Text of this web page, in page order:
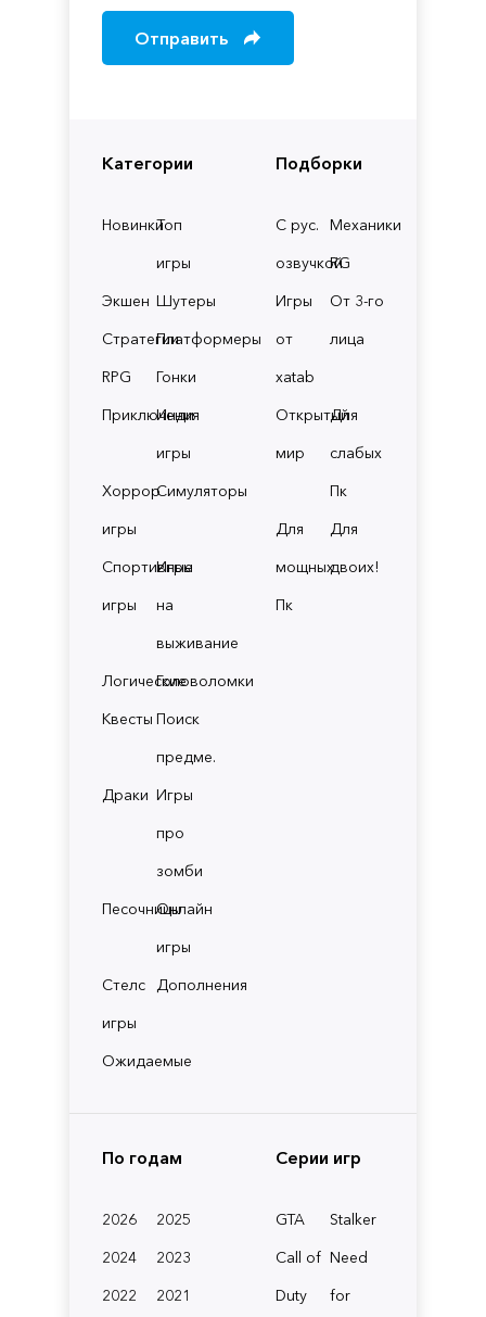
Категории
НовинкиТоп
игры
Экшен Шутеры
СтратегииПлатформеры
RPG
Гонки
Приключения
Инди
игры
Хоррор
игры
Симуляторы
Спортивные
игры
Игры
на
выживание
ЛогическиеГоловоломки
Квесты Поиск
предме.
Драки Игры
про
зомби
ПесочницыОнлайн
игры
Стелс
игры
Дополнения
Ожидаемые
Подборки
С рус.
озвучкой
Механики
RG
Игры
от
xatab
От 3-го
лица
Открытый
мир
Для
слабых
Пк
Для
мощных
Пк
Для
двоих!
По годам
2026
2025
2024
2023
2022
2021
Серии игр
GTA
Stalker
Call of
Duty
Need
for
Отправить